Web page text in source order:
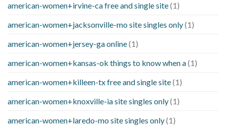
american-women+irvine-ca free and single site(1)
american-women+jacksonville-mo site singles only(1)
american-women+jersey-ga online(1)
american-women+kansas-ok things to know when a(1)
american-women+killeen-tx free and single site(1)
american-women+knoxville-ia site singles only(1)
american-women+laredo-mo site singles only(1)